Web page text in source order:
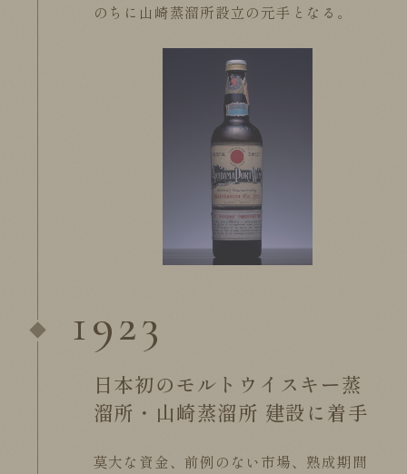
のちに山崎蒸溜所設立の元手となる。
1923
日本初のモルトウイスキー蒸
溜所・山崎蒸溜所 建設に着手
莫大な資金、前例のない市場、熟成期間